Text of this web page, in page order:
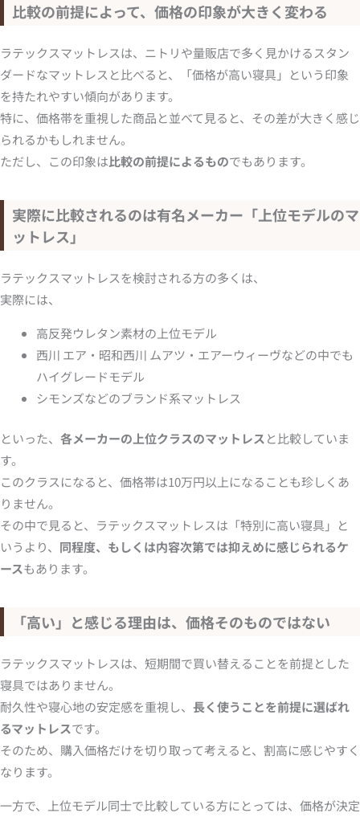
比較の前提によって、価格の印象が大きく変わる
ラテックスマットレスは、ニトリや量販店で多く見かけるスタン
ダードなマットレスと比べると、「価格が高い寝具」という印象
を持たれやすい傾向があります。
特に、価格帯を重視した商品と並べて見ると、その差が大きく感じ
られるかもしれません。
ただし、この印象は比較の前提によるものでもあります。
実際に比較されるのは有名メーカー「上位モデルのマ
ットレス」
ラテックスマットレスを検討される方の多くは、
実際には、
高反発ウレタン素材の上位モデル
西川 エア・昭和西川 ムアツ・エアーウィーヴなどの中でも
ハイグレードモデル
シモンズなどのブランド系マットレス
といった、 各メーカーの上位クラスのマットレスと比較していま
す。
このクラスになると、価格帯は10万円以上になることも珍しくあ
りません。
その中で見ると、ラテックスマットレスは「特別に高い寝具」と
いうより、 同程度、もしくは内容次第では抑えめに感じられるケ
ースもあります。
「高い」と感じる理由は、価格そのものではない
ラテックスマットレスは、短期間で買い替えることを前提とした
寝具ではありません。
耐久性や寝心地の安定感を重視し、 長く使うことを前提に選ばれ
るマットレスです。
そのため、購入価格だけを切り取って考えると、割高に感じやすく
なります。
一方で、上位モデル同士で比較している方にとっては、価格が決定